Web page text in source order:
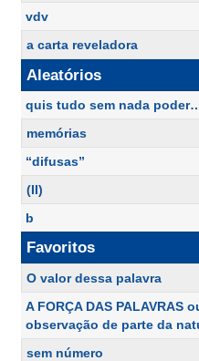
vdv
a carta reveladora
Aleatórios
quis tudo sem nada
memórias
“difusas”
(II)
b
Favoritos
O valor dessa palavra
A FORÇA DAS PALAVRAS
observação de parte da
sem número